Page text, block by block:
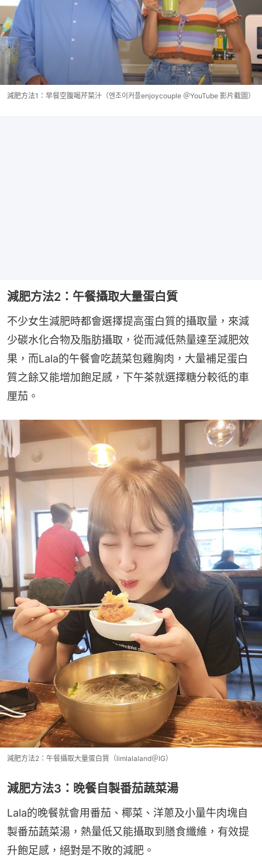
減肥方法1：早餐空腹喝芹菜汁（엔조이커플enjoycouple ＠YouTube 影片截圖）
減肥方法2：午餐攝取大量蛋白質
不少女生減肥時都會選擇提高蛋白質的攝取量，來減
少碳水化合物及脂肪攝取，從而減低熱量達至減肥效
果，而Lala的午餐會吃蔬菜包雞胸肉，大量補足蛋白
質之餘又能增加飽足感，下午茶就選擇糖分較彽的車
厘茄。
減肥方法2：午餐攝取大量蛋白質（limlalaland＠IG）
減肥方法3：晚餐自製番茄蔬菜湯
Lala的晚餐就會用番茄、椰菜、洋蔥及小量牛肉塊自
製番茄蔬菜湯，熱量低又能攝取到膳食纖維，有效提
升飽足感，絕對是不敗的減肥。